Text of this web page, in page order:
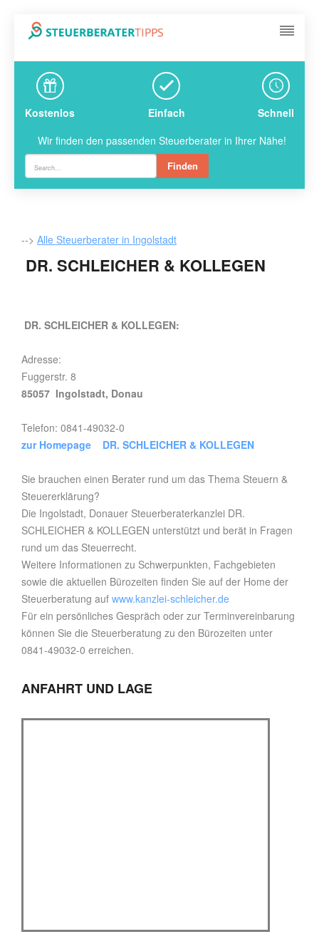
Kostenlos Einfach
Schnell
Wir finden den passenden Steuerberater in Ihrer Nähe!
Finden
--> Alle Steuerberater in Ingolstadt
DR. SCHLEICHER & KOLLEGEN
DR. SCHLEICHER & KOLLEGEN:
Adresse:
Fuggerstr. 8
85057 Ingolstadt, Donau
Telefon: 0841-49032-0
zur Homepage DR. SCHLEICHER & KOLLEGEN
Sie brauchen einen Berater rund um das Thema Steuern &
Steuererklärung?
Die Ingolstadt, Donauer Steuerberaterkanzlei DR.
SCHLEICHER & KOLLEGEN unterstützt und berät in Fragen
rund um das Steuerrecht.
Weitere Informationen zu Schwerpunkten, Fachgebieten
sowie die aktuellen Bürozeiten finden Sie auf der Home der
Steuerberatung auf www.kanzlei-schleicher.de
Für ein persönliches Gespräch oder zur Terminvereinbarung
können Sie die Steuerberatung zu den Bürozeiten unter
0841-49032-0 erreichen.
ANFAHRT UND LAGE